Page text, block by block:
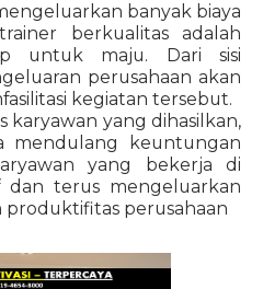
banyak biaya
berkualitas adalah
untuk maju. Dari sisi
perusahaan akan
kegiatan tersebut.
karyawan yang dihasilkan,
mendulang keuntungan
yang bekerja di
dan terus mengeluarkan
perusahaan